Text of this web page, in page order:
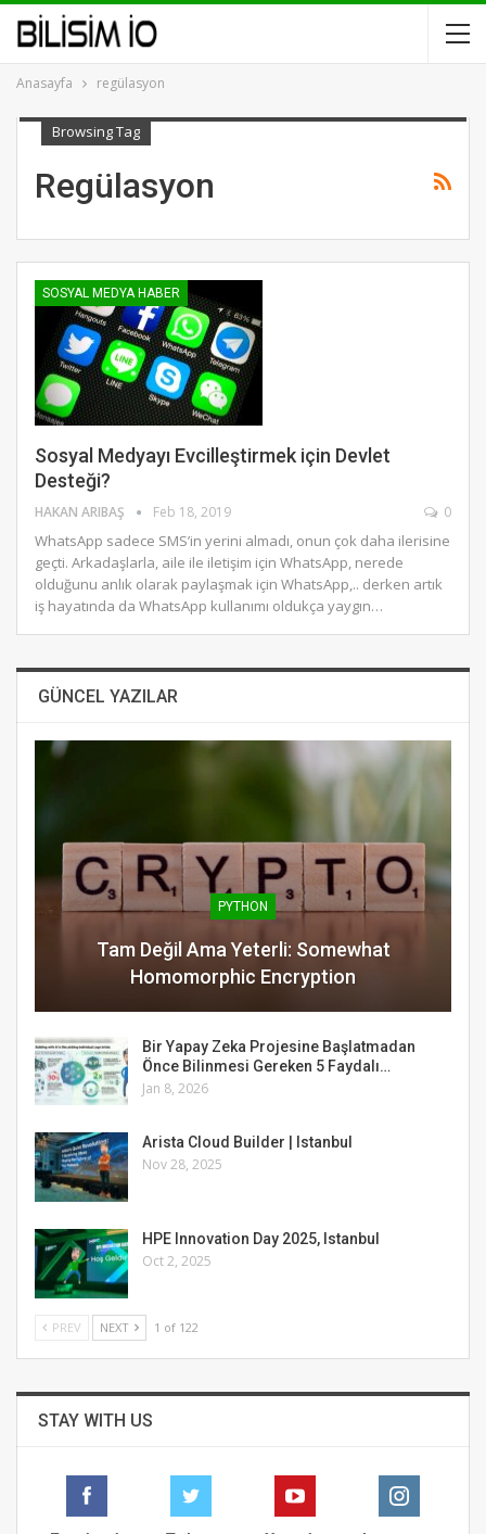
Anasayfa regülasyon
Browsing Tag
Regülasyon
SOSYAL MEDYA HABER
Sosyal Medyayı Evcilleştirmek için Devlet
Desteği?
HAKAN ARIBAŞ Feb 18, 2019 0
WhatsApp sadece SMS’in yerini almadı, onun çok daha ilerisine
geçti. Arkadaşlarla, aile ile iletişim için WhatsApp, nerede
olduğunu anlık olarak paylaşmak için WhatsApp,.. derken artık
iş hayatında da WhatsApp kullanımı oldukça yaygın…
GÜNCEL YAZILAR
PYTHON
Tam Değil Ama Yeterli: Somewhat
Homomorphic Encryption
Bir Yapay Zeka Projesine Başlatmadan
Önce Bilinmesi Gereken 5 Faydalı…
Jan 8, 2026
Arista Cloud Builder | Istanbul
Nov 28, 2025
HPE Innovation Day 2025, Istanbul
Oct 2, 2025
PREV NEXT 1 of 122
STAY WITH US